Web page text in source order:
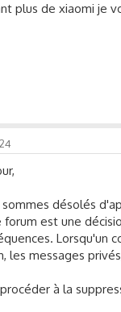
plus de xiaomi je
sommes désolés
forum est une
Lorsqu'un
les messages
à la